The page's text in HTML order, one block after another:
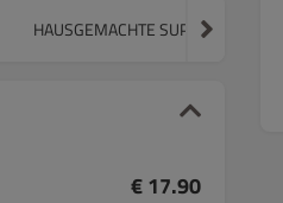
HAUSGEMACHTE SUPPEN
€ 17.90